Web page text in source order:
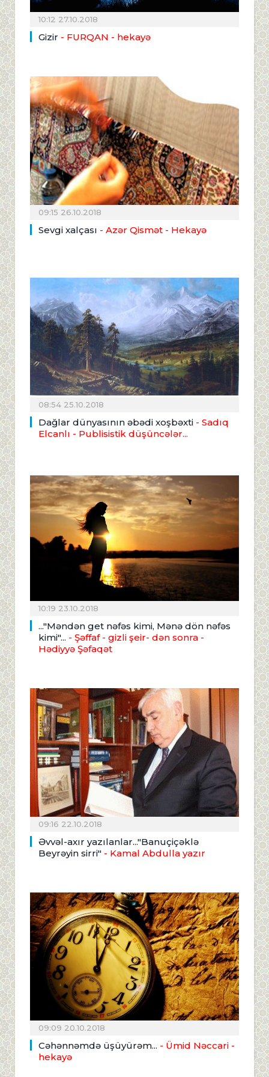
10:12 27.10.2018
Gizir - FURQAN - hekayə
09:15 26.10.2018
Sevgi xalçası - Azər Qismət - Hekayə
08:54 25.10.2018
Dağlar dünyasının əbədi xoşbəxti - Sadıq
Elcanlı - Publisistik düşüncələr...
10:19 23.10.2018
..."Məndən get nəfəs kimi, Mənə dön nəfəs
kimi"... - Şəffaf - gizli şeir- dən sonra -
Hədiyyə Şəfaqət
09:16 22.10.2018
Əvvəl-axır yazılanlar..."Banuçiçəklə
Beyrəyin sirri" - Kamal Abdulla yazır
09:09 20.10.2018
Cəhənnəmdə üşüyürəm... - Ümid Nəccari -
hekayə